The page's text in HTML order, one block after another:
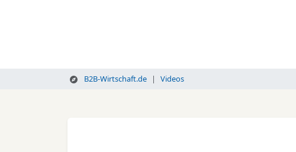
B2B-Wirtschaft.de Videos